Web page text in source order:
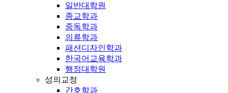
일반대학원
종교학과
중독학과
의류학과
패션디자인학과
한국어교육학과
행정대학원
성의교정
간호학과